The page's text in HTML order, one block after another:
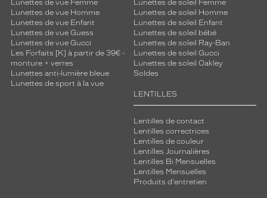
Lunettes de vue Femme
Lunettes de vue Homme
Lunettes de vue Enfant
Lunettes de vue Guess
Lunettes de vue Gucci
Les Forfaits [K] à partir de 39€ -
monture + verres
Lunettes anti-lumière bleue
Lunettes de sport à la vue
Lunettes de soleil Femme
Lunettes de soleil Homme
Lunettes de soleil Enfant
Lunettes de soleil bébé
Lunettes de soleil Ray-Ban
Lunettes de soleil Gucci
Lunettes de soleil Oakley
Soldes
LENTILLES
Lentilles de contact
Lentilles correctrices
Lentilles de couleur
Lentilles Journalières
Lentilles Bi Mensuelles
Lentilles Mensuelles
Produits d'entretien